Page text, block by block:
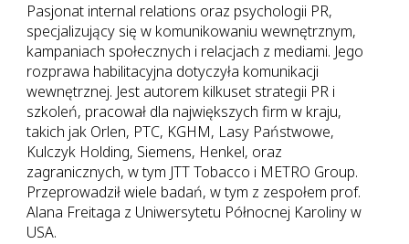
Pasjonat internal relations oraz psychologii PR,
specjalizujący się w komunikowaniu wewnętrznym,
kampaniach społecznych i relacjach z mediami. Jego
rozprawa habilitacyjna dotyczyła komunikacji
wewnętrznej. Jest autorem kilkuset strategii PR i
szkoleń, pracował dla największych firm w kraju,
takich jak Orlen, PTC, KGHM, Lasy Państwowe,
Kulczyk Holding, Siemens, Henkel, oraz
zagranicznych, w tym JTT Tobacco i METRO Group.
Przeprowadził wiele badań, w tym z zespołem prof.
Alana Freitaga z Uniwersytetu Północnej Karoliny w
USA.